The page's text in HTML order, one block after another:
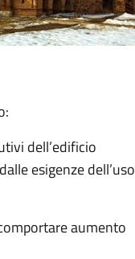
dell’edificio
esigenze dell’uso
aumento